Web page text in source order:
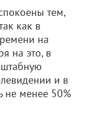
тем,
как в
на
на это, в
и в
не менее 50%